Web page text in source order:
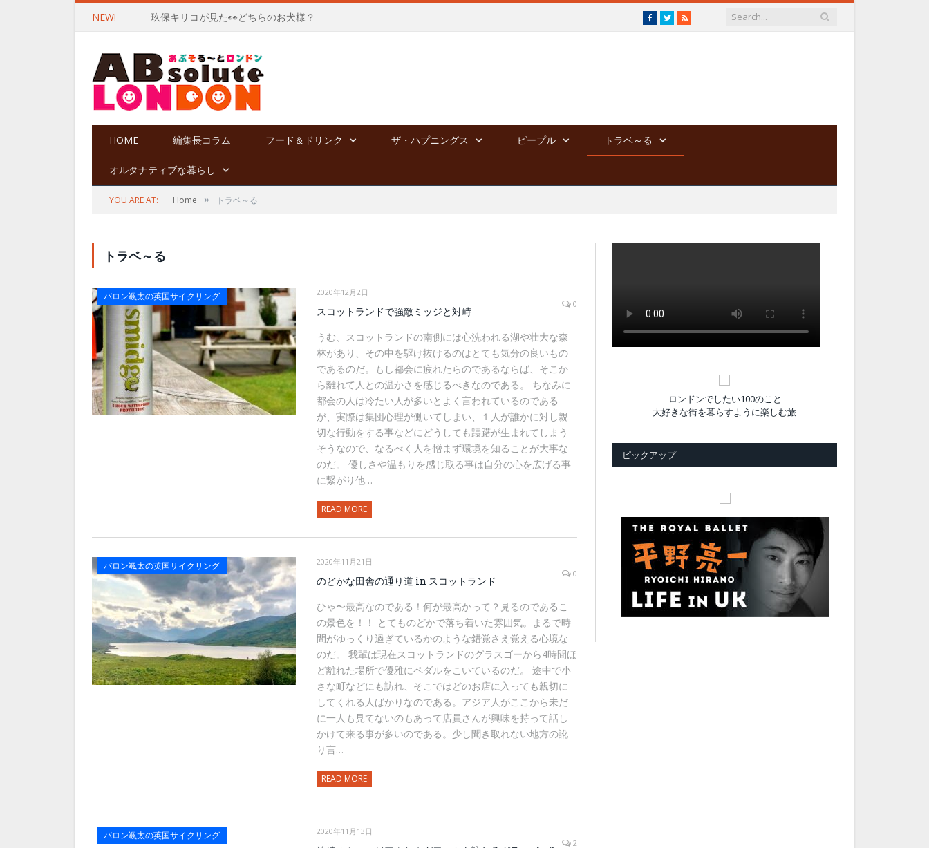
NEW! 玖保キリコが見た👀どちらのお犬様？ Facebook
TwitterRSS
HOME 編集長コラム フード＆ドリンク ザ・ハプニングス ピープル トラベ～る
オルタナティブな暮らし
YOU ARE AT: Home » トラベ～る
トラベ～る
バロン颯太の英国サイクリング
2020年12月2日
0
スコットランドで強敵ミッジと対峙
うむ、スコットランドの南側には心洗われる湖や壮大な森
林があり、その中を駆け抜けるのはとても気分の良いもの
であるのだ。もし都会に疲れたらのであるならば、そこか
ら離れて人との温かさを感じるべきなのである。 ちなみに
都会の人は冷たい人が多いとよく言われているのである
が、実際は集団心理が働いてしまい、１人が誰かに対し親
切な行動をする事などにどうしても躊躇が生まれてしまう
そうなので、なるべく人を憎まず環境を知ることが大事な
のだ。 優しさや温もりを感じ取る事は自分の心を広げる事
に繋がり他…
READ MORE
バロン颯太の英国サイクリング
2020年11月21日
0
のどかな田舎の通り道 in スコットランド
ひゃ〜最高なのである！何が最高かって？見るのであるこ
の景色を！！ とてものどかで落ち着いた雰囲気。まるで時
間がゆっくり過ぎているかのような錯覚さえ覚える心境な
のだ。 我輩は現在スコットランドのグラスゴーから4時間ほ
ど離れた場所で優雅にペダルをこいているのだ。 途中で小
さな町などにも訪れ、そこではどのお店に入っても親切に
してくれる人ばかりなのである。アジア人がここから未だ
に一人も見てないのもあって店員さんが興味を持って話し
かけて来る事が多いのである。少し聞き取れない地方の訛
り言…
READ MORE
バロン颯太の英国サイクリング
2020年11月13日
2
ロンドンでしたい100のこと
大好きな街を暮らすように楽しむ旅
ピックアップ